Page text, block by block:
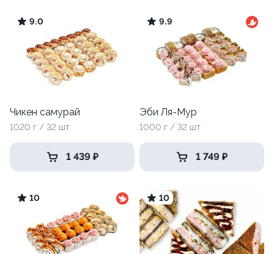
9.0
Чикен самурай
1020 г / 32 шт
1 439 ₽
9.9
Эби Ля-Мур
1000 г / 32 шт
1 749 ₽
10 10